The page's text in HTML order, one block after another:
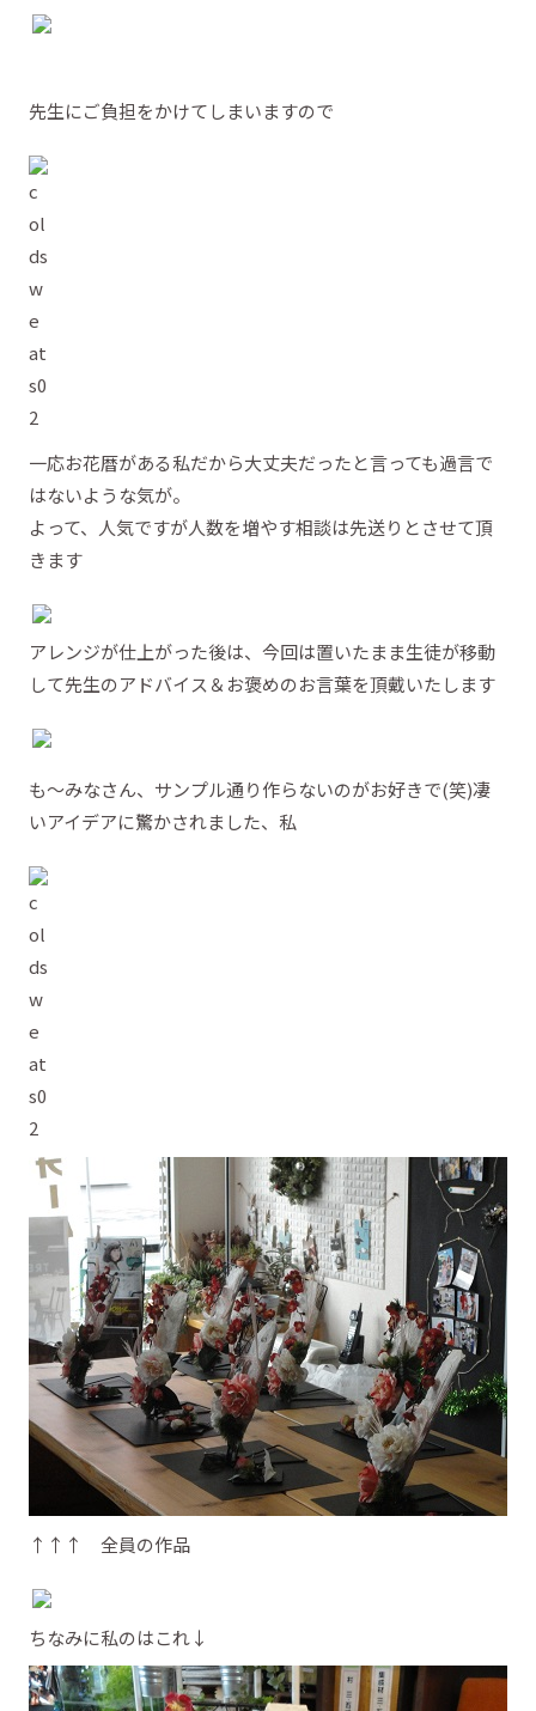
先生にご負担をかけてしまいますので
一応お花暦がある私だから大丈夫だったと言っても過言で
はないような気が。
よって、人気ですが人数を増やす相談は先送りとさせて頂
きます
アレンジが仕上がった後は、今回は置いたまま生徒が移動
して先生のアドバイス＆お褒めのお言葉を頂戴いたします
も～みなさん、サンプル通り作らないのがお好きで(笑)凄
いアイデアに驚かされました、私
↑↑↑ 全員の作品
ちなみに私のはこれ↓